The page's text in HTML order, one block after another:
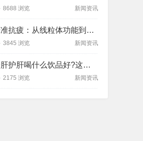
8688 浏览 新闻资讯
精准抗疲：从线粒体功能到造血机制，热门营养方案全解析
3845 浏览 新闻资讯
养肝护肝喝什么饮品好?这款纽崔莱饮品别错过
2175 浏览 新闻资讯